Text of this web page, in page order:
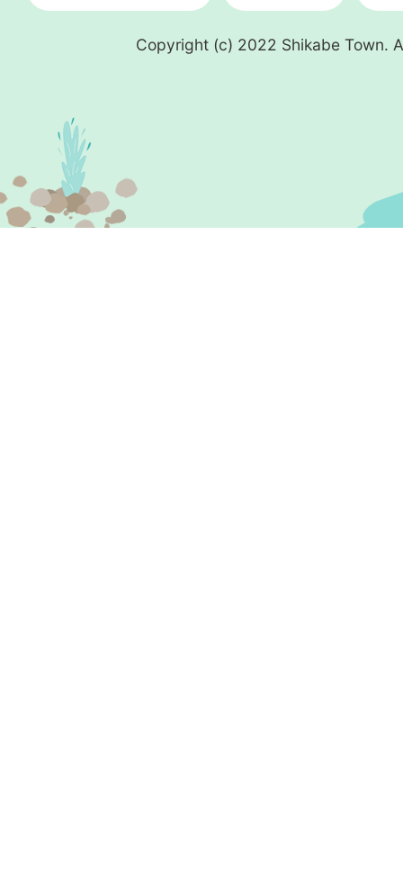
Copyright (c) 2022 Shikabe Town.